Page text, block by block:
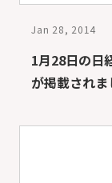
Jan 28, 2014
1月28日の日
が掲載されま